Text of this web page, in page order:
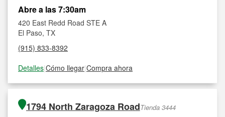
Abre a las 7:30am
420 East Redd Road STE A
El Paso, TX
(915) 833-8392
Detalles|Cómo llegar|Compra ahora
1794 North Zaragoza RoadTienda 3444